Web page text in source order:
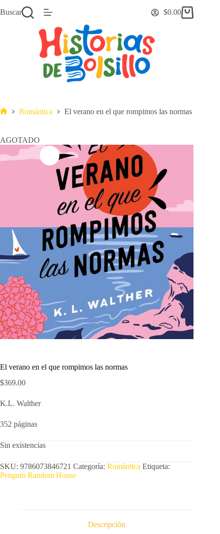
al
Buscar
Carro
$0.00
Romántica El verano en el que rompimos las normas
AGOTADO
El verano en el que rompimos las normas
$369.00
K.L. Walther
352 páginas
Sin existencias
SKU: 9786073846721 Categoría: Romántica Etiqueta:
Penguin Random House
Descripción